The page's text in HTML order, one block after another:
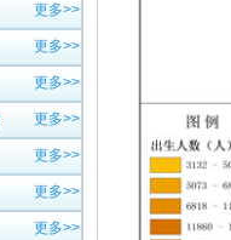
更多>>
更多>>
更多>>
更多>>
更多>>
更多>>
更多>>